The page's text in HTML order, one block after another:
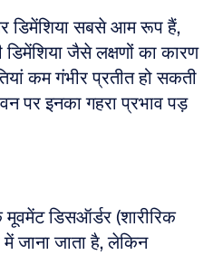
डिमेंशिया सबसे आम रूप हैं,
जैसे लक्षणों का कारण
कम गंभीर प्रतीत हो सकती
पर इनका गहरा प्रभाव पड़
डिसऑर्डर (शारीरिक
जाना जाता है, लेकिन